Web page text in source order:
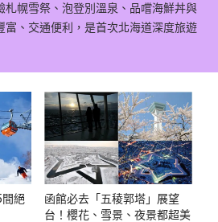
札幌雪祭、泡登別溫泉、品嚐海鮮丼與
富、交通便利，是首次北海道深度旅遊
絕
函館必去「五稜郭塔」展望
台！櫻花、雪景、夜景都超美